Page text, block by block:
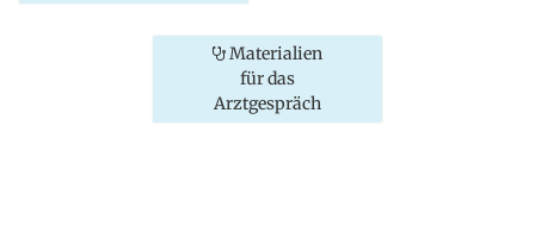
Materialien
für das
Arztgespräch